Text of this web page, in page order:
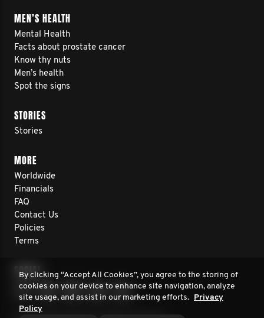
MEN’S HEALTH
Mental Health
Facts about prostate cancer
Know thy nuts
Men’s health
Spot the signs
STORIES
Stories
MORE
Worldwide
Financials
FAQ
Contact Us
Policies
Terms
SOCIAL
By clicking “Accept All Cookies”, you agree to the storing of
cookies on your device to enhance site navigation, analyze
site usage, and assist in our marketing efforts. Privacy
Policy